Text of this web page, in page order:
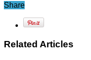
Share
Related Articles